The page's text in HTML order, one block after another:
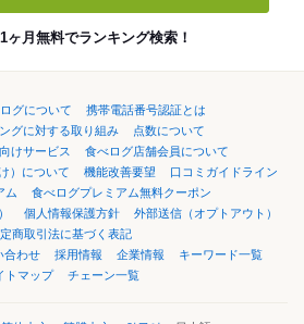
ヶ月無料でランキング検索！
グについて
携帯電話番号認証とは
グに対する取り組み
点数について
けサービス
食べログ店舗会員について
）について
機能改善要望
口コミガイドライン
ム
食べログプレミアム無料クーポン
個人情報保護方針
外部送信（オプトアウト）
商取引法に基づく表記
合わせ 採用情報 企業情報
キーワード一覧
トマップ
チェーン一覧